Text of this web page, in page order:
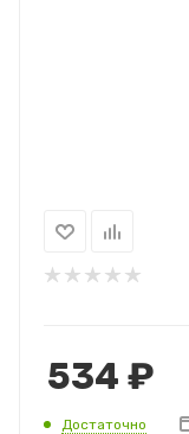
534 ₽
Достаточно